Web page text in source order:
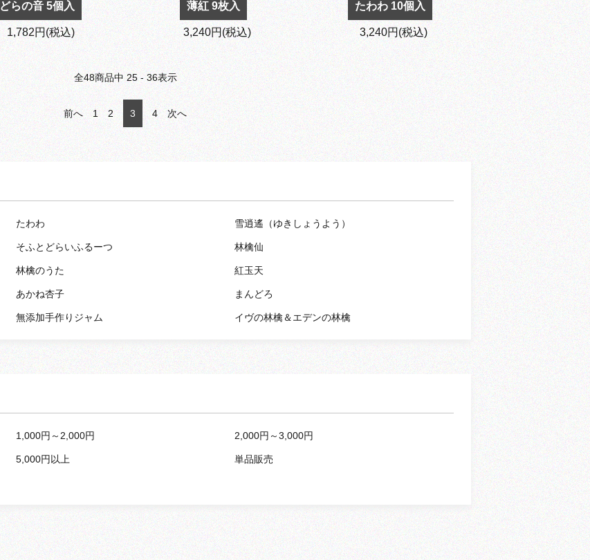
どらの音 5個入
1,782円(税込)
薄紅 9枚入
3,240円(税込)
たわわ 10個入
3,240円(税込)
全48商品中25 - 36表示
前へ 1 2 3 4 次へ
たわわ 雪逍遙（ゆきしょうよう）
そふとどらいふるーつ 林檎仙
林檎のうた 紅玉天
あかね杏子 まんどろ
無添加手作りジャム イヴの林檎＆エデンの林檎
1,000円～2,000円 2,000円～3,000円
5,000円以上 単品販売